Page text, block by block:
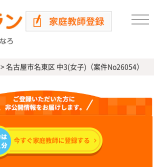
>名古屋市名東区 中3(女子)（案件No26054）